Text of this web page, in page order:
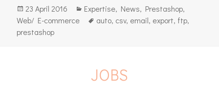
Posted
on
23 April 2016 Categories
Expertise, News, Prestashop,
Web/ E-commerce
Tags
auto, csv, email, export, ftp,
prestashop
JOBS